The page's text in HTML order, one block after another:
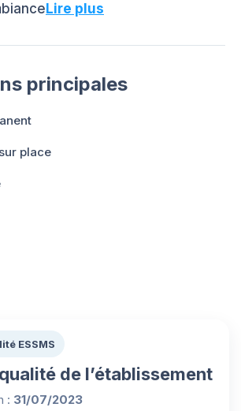
Lire plus
principales
place
ESSMS
de l’établissement
: 31/07/2023